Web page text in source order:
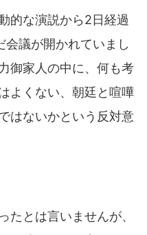
的な演説から2日経過
会議が開かれていまし
御家人の中に、何も考
よくない、朝廷と喧嘩
はないかという反対意
たとは言いませんが、